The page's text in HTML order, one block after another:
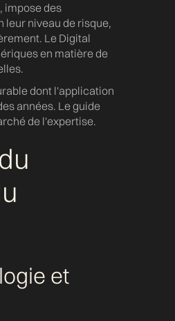
impose des
leur niveau de risque,
Le Digital
en matière de
dont l'application
années. Le guide
de l'expertise.
et